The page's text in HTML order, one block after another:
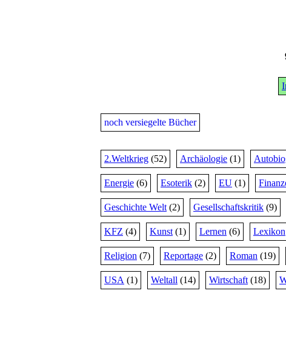
noch versiegelte Bücher
2.Weltkrieg (52) Archäologie (1)
Energie (6) Esoterik (2) EU (1)
Geschichte Welt (2) Gesellschaftskritik (9)
KFZ (4) Kunst (1) Lernen (6) Lexikon
Religion (7) Reportage (2) Roman (19)
USA (1) Weltall (14) Wirtschaft (18)